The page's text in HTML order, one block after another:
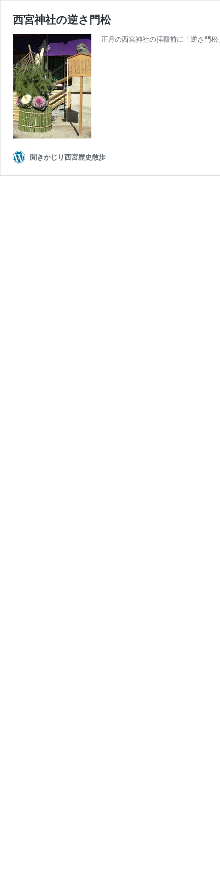
西宮神社の逆さ門松
正月の西宮神社の拝殿前に「逆さ門
聞きかじり西宮歴史散歩